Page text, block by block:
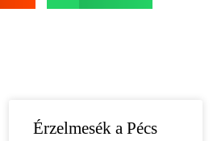
Érzelmesék a Pécs